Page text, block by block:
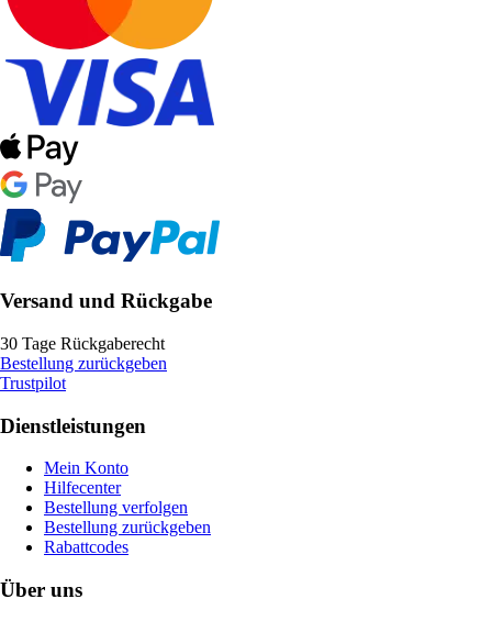
Versand und Rückgabe
30 Tage Rückgaberecht
Bestellung zurückgeben
Trustpilot
Dienstleistungen
Mein Konto
Hilfecenter
Bestellung verfolgen
Bestellung zurückgeben
Rabattcodes
Über uns